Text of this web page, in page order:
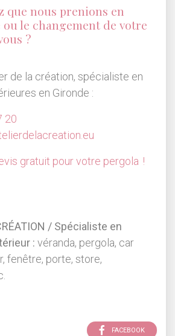
que nous prenions en
ou le changement de votre
?
de la création, spécialiste en
en Gironde :
20
gratuit pour votre pergola !
/ Spécialiste en
: véranda, pergola, car
fenêtre, porte, store,
FACEBOOK